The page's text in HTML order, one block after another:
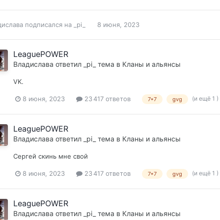
подписался на _pi_ 8 июня, 2023
LeaguePOWER
Владислава ответил _pi_ тема в Кланы и альянсы
VK.
8 июня, 2023 23 417 ответов 7*7 gvg (и ещё 1 )
LeaguePOWER
Владислава ответил _pi_ тема в Кланы и альянсы
Сергей скинь мне свой
8 июня, 2023 23 417 ответов 7*7 gvg (и ещё 1 )
LeaguePOWER
Владислава ответил _pi_ тема в Кланы и альянсы